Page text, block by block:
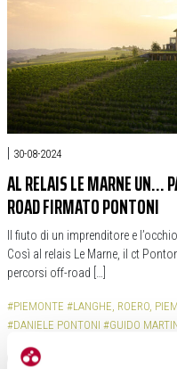
| 30-08-2024
AL RELAIS LE MARNE UN…
ROAD FIRMATO PONTONI
Il fiuto di un imprenditore e
Così al relais Le Marne, il ct
percorsi off-road […]
#PIEMONTE #LANGHE, ROERO,
#DANIELE PONTONI #GUIDO